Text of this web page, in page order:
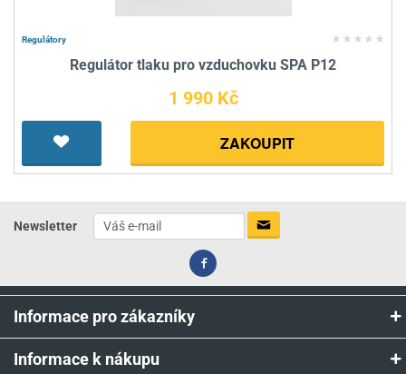
Regulátory
Regulátor tlaku pro vzduchovku SPA P12
1 990 Kč
ZAKOUPIT
Newsletter
Informace pro zákazníky
Informace k nákupu